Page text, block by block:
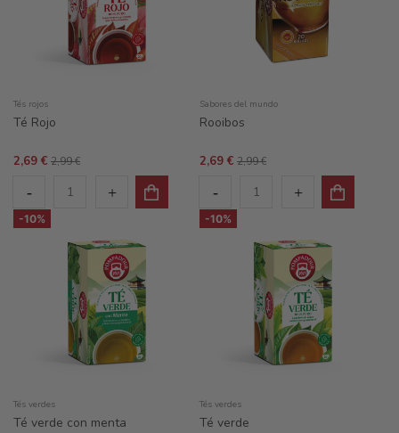
Tés rojos
Té Rojo
2,69 € 2,99 €
Sabores del mundo
Rooibos
2,69 € 2,99 €
-10%
Tés verdes
Té verde con menta
-10%
Tés verdes
Té verde